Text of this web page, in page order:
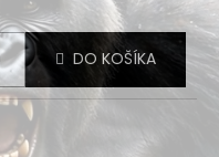
DO KOŠÍKA